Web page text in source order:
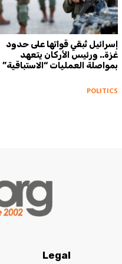
إسرائيل تُبقي قواتها على حدود
غزة.. ورئيس الأركان يتعهد
بمواصلة العمليات “الاستباقية”
POLITICS
Legal